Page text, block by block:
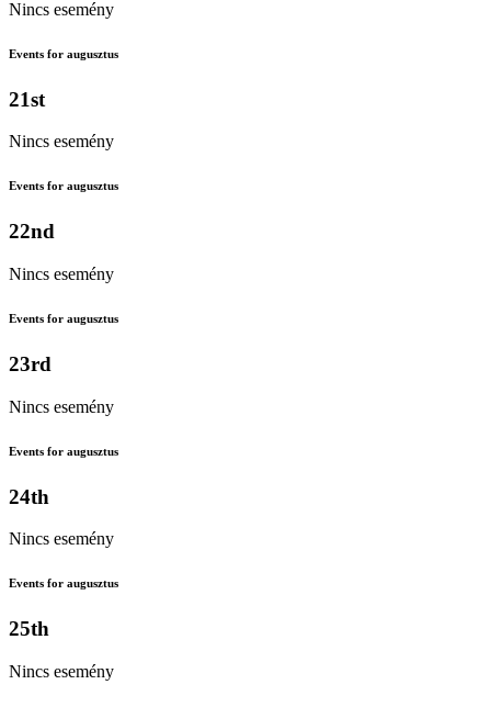
Nincs esemény
Events for augusztus
21st
Nincs esemény
Events for augusztus
22nd
Nincs esemény
Events for augusztus
23rd
Nincs esemény
Events for augusztus
24th
Nincs esemény
Events for augusztus
25th
Nincs esemény